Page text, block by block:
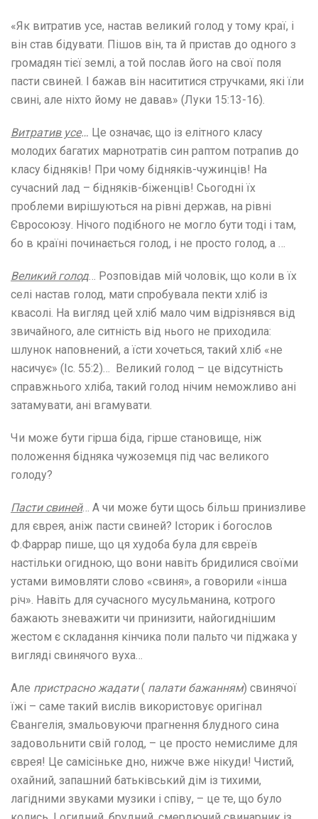
«Як витратив усе, настав великий голод у тому краї, і
він став бідувати. Пішов він, та й пристав до одного з
громадян тієї землі, а той послав його на свої поля
пасти свиней. І бажав він насититися стручками, які їли
свині, але ніхто йому не давав» (Луки 15:13-16).
Витратив усе… Це означає, що із елітного класу
молодих багатих марнотратів син раптом потрапив до
класу бідняків! При чому бідняків-чужинців! На
сучасний лад – бідняків-біженців! Сьогодні їх
проблеми вирішуються на рівні держав, на рівні
Євросоюзу. Нічого подібного не могло бути тоді і там,
бо в країні починається голод, і не просто голод, а …
Великий голод… Розповідав мій чоловік, що коли в їх
селі настав голод, мати спробувала пекти хліб із
квасолі. На вигляд цей хліб мало чим відрізнявся від
звичайного, але ситність від нього не приходила:
шлунок наповнений, а їсти хочеться, такий хліб «не
насичує» (Іс. 55:2)… Великий голод – це відсутність
справжнього хліба, такий голод нічим неможливо ані
затамувати, ані вгамувати.
Чи може бути гірша біда, гірше становище, ніж
положення бідняка чужоземця під час великого
голоду?
Пасти свиней… А чи може бути щось більш принизливе
для єврея, аніж пасти свиней? Історик і богослов
Ф.Фаррар пише, що ця худоба була для євреїв
настільки огидною, що вони навіть бридилися своїми
устами вимовляти слово «свиня», а говорили «інша
річ». Навіть для сучасного мусульманина, котрого
бажають зневажити чи принизити, найогиднішим
жестом є складання кінчика поли пальто чи піджака у
вигляді свинячого вуха…
Але пристрасно жадати( палати бажанням) свинячої
їжі – саме такий вислів використовує оригінал
Євангелія, змальовуючи прагнення блудного сина
задовольнити свій голод, – це просто немислиме для
єврея! Це самісіньке дно, нижче вже нікуди! Чистий,
охайний, запашний батьківський дім із тихими,
лагідними звуками музики і співу, – це те, що було